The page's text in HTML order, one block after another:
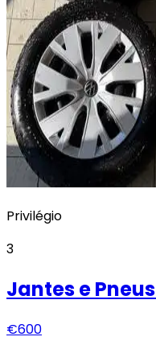
Privilégio
3
Jantes e Pneus
€600